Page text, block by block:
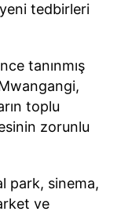
yeni tedbirleri
tanınmış
Mwangangi,
toplu
zorunlu
park, sinema,
ve